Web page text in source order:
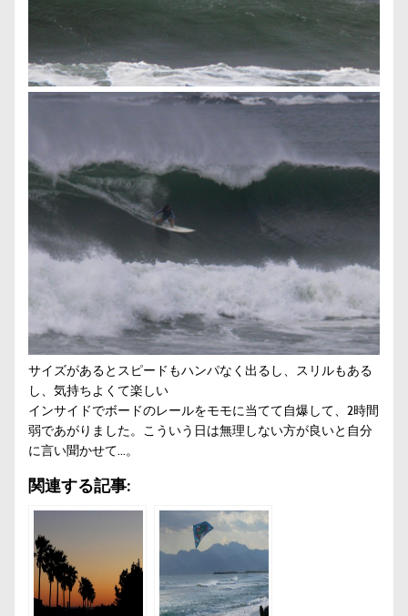
サイズがあるとスピードもハンパなく出るし、スリルもある
し、気持ちよくて楽しい
インサイドでボードのレールをモモに当てて自爆して、2時間
弱であがりました。こういう日は無理しない方が良いと自分
に言い聞かせて…。
関連する記事: